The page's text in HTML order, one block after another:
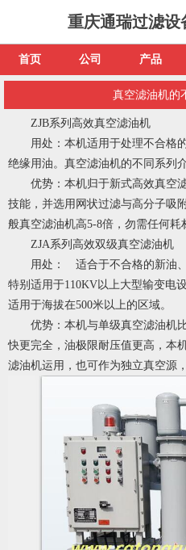
重庆通瑞过滤设
首页 公司 产品
真空滤油机的
ZJB系列高效真空滤油机
用处：本机适用于处理不合格的
绝缘用油。真空滤油机的不同系列
优势：本机归于新式高效真空滤
技能，并选用网状过滤与高分子吸
般真空滤油机高5-8倍，勿需任何耗
ZJA系列高效双级真空滤油机
用处： 适合于不合格的新油、
特别适用于110KV以上大型输变电
适用于海拔在500米以上的区域。
优势：本机与单级真空滤油机比
快更完全，油极限耐压值更高，本
滤油机运用，也可作为独立真空源